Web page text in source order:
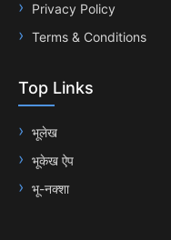
Privacy Policy
Terms & Conditions
Top Links
भूलेख
भूकेख ऐप
भू-नक्शा